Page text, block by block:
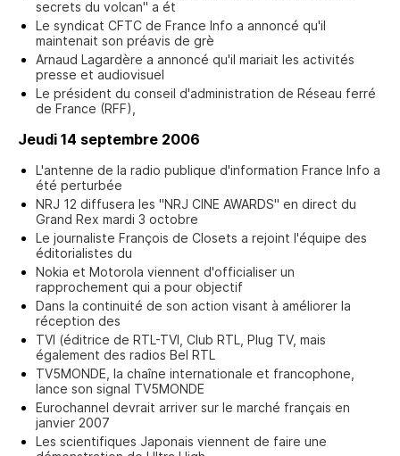
secrets du volcan" a ét
Le syndicat CFTC de France Info a annoncé qu'il
maintenait son préavis de grè
Arnaud Lagardère a annoncé qu'il mariait les activités
presse et audiovisuel
Le président du conseil d'administration de Réseau ferré
de France (RFF),
Jeudi 14 septembre 2006
L'antenne de la radio publique d'information France Info a
été perturbée
NRJ 12 diffusera les "NRJ CINE AWARDS" en direct du
Grand Rex mardi 3 octobre
Le journaliste François de Closets a rejoint l'équipe des
éditorialistes du
Nokia et Motorola viennent d'officialiser un
rapprochement qui a pour objectif
Dans la continuité de son action visant à améliorer la
réception des
TVI (éditrice de RTL-TVI, Club RTL, Plug TV, mais
également des radios Bel RTL
TV5MONDE, la chaîne internationale et francophone,
lance son signal TV5MONDE
Eurochannel devrait arriver sur le marché français en
janvier 2007
Les scientifiques Japonais viennent de faire une